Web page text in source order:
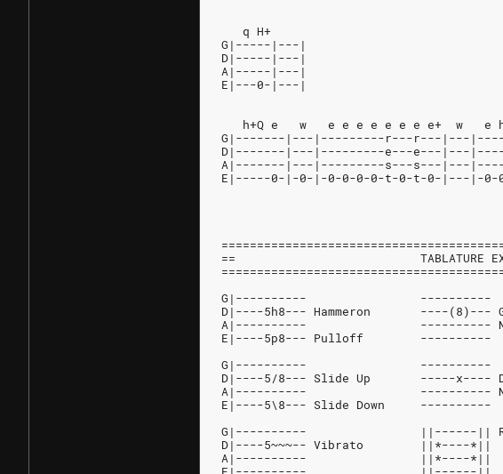
   q H+
G|-----|---|
D|-----|---|
A|-----|---|
E|---0-|---|
h+Q e   w   e e e e e e e e+  w   e
G|-------|---|---------r---r---|---
D|-------|---|---------e---e---|---
A|-------|---|---------s---s---|---
E|-----0-|-0-|-0-0-0-0-t-0-t-0-|---|-
==                          TABLATURE
G|----------
D|----5h8--- Hammeron       ----
A|----------                ----------
E|----5p8--- Pulloff
G|----------                ----------
D|----5/8--- Slide Up       -----x----
A|----------                ----------
E|----5\8--- Slide Down
G|----------                ||------||
D|----5~~~-- Vibrato        ||*----
A|----------                ||*----*||